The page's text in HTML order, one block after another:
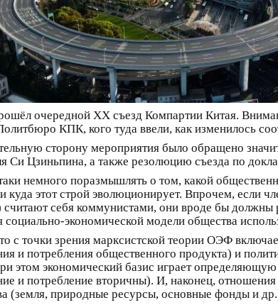
очередной ХХ съезд Компартии Китая.
КПК, кого туда ввели, как изменилось
сторону мероприятия было обращено
Си Цзиньпина, а также резолюцию съезда по
немного поразмышлять о том, какой
куда этот строй эволюционирует. Впрочем,
себя коммунистами, они вроде бы должны
социально-экономической модели общества
с точки зрения марксистской теории ОЭФ
и потребления общественного продукта) и
этом экономический базис играет
и потребление вторичны). И, наконец,
(земля, природные ресурсы, основные фонды и